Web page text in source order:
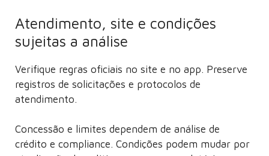
Atendimento, site e condições
sujeitas a análise
Verifique regras oficiais no site e no app. Preserve
registros de solicitações e protocolos de
atendimento.
Concessão e limites dependem de análise de
crédito e compliance. Condições podem mudar por